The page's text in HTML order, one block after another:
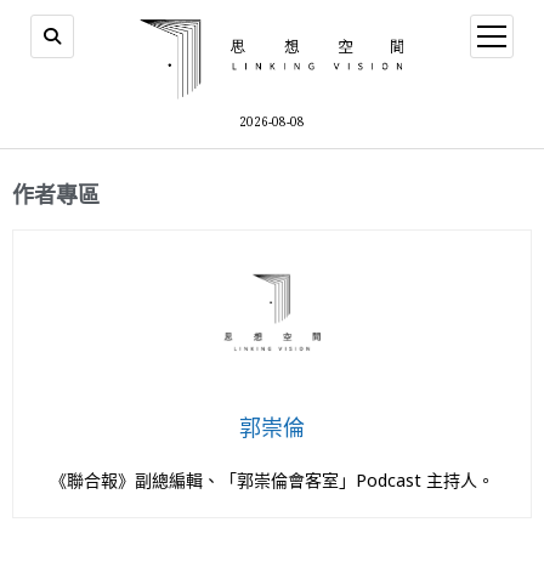
2026-08-08
作者專區
郭崇倫
《聯合報》副總編輯、「郭崇倫會客室」Podcast 主持人。